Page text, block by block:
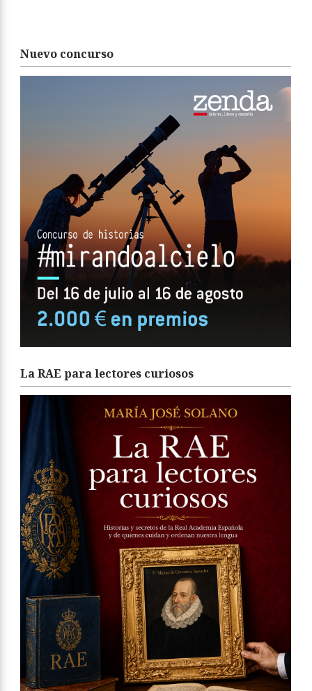
Nuevo concurso
La RAE para lectores curiosos